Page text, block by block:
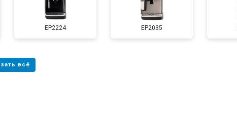
EP2224 EP2035